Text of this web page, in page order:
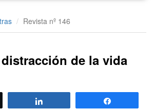
Revista nº 146
de la vida